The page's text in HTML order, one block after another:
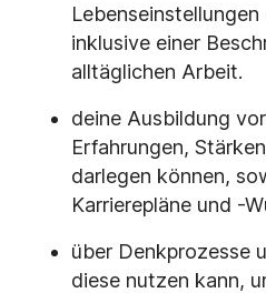
inklusive einer
alltäglichen Arbeit.
deine Ausbildung
Erfahrungen,
darlegen können,
Karrierepläne und -
über Denkprozesse
diese nutzen kann,